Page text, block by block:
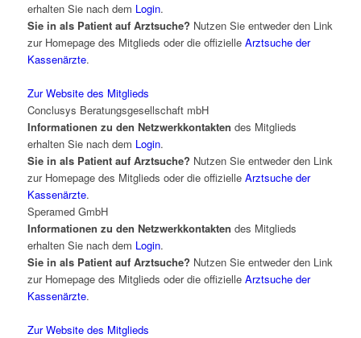
erhalten Sie nach dem Login.
Sie in als Patient auf Arztsuche? Nutzen Sie entweder den Link
zur Homepage des Mitglieds oder die offizielle Arztsuche der
Kassenärzte.
Zur Website des Mitglieds
Conclusys Beratungsgesellschaft mbH
Informationen zu den Netzwerkkontakten des Mitglieds
erhalten Sie nach dem Login.
Sie in als Patient auf Arztsuche? Nutzen Sie entweder den Link
zur Homepage des Mitglieds oder die offizielle Arztsuche der
Kassenärzte.
Speramed GmbH
Informationen zu den Netzwerkkontakten des Mitglieds
erhalten Sie nach dem Login.
Sie in als Patient auf Arztsuche? Nutzen Sie entweder den Link
zur Homepage des Mitglieds oder die offizielle Arztsuche der
Kassenärzte.
Zur Website des Mitglieds